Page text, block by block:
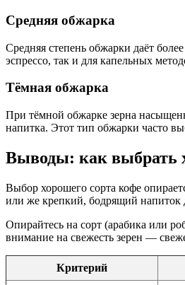
Средняя обжарка
Средняя степень обжарки даёт
эспрессо, так и для капельных
Тёмная обжарка
При тёмной обжарке зерна
напитка. Этот тип обжарки часто
Выводы: как выбрать
Выбор хорошего сорта кофе
или же крепкий, бодрящий напиток
Опирайтесь на сорт (арабика или
внимание на свежесть зерен —
Критерий